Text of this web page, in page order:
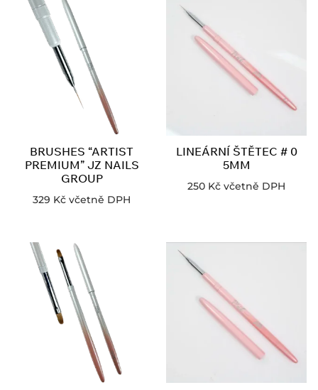
BRUSHES “ARTIST
PREMIUM” JZ NAILS
GROUP
329 Kč včetně DPH
LINEÁRNÍ ŠTĚTEC # 0
5MM
250 Kč včetně DPH